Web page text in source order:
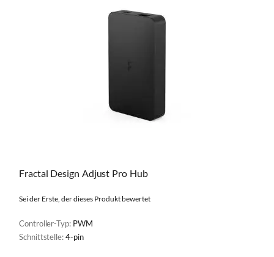
Fractal Design Adjust Pro Hub
Sei der Erste, der dieses Produkt bewertet
Controller-Typ: PWM
Schnittstelle:4-pin